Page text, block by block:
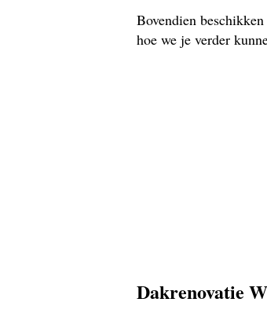
Bovendien
hoe we je verder
Dakrenovatie